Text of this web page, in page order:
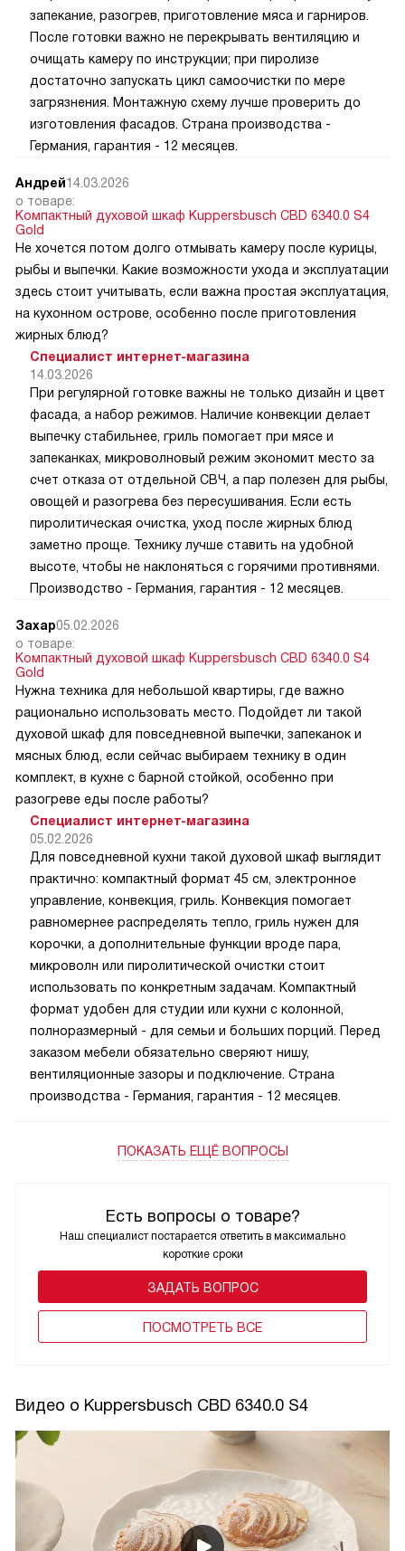
Есть вопросы о товаре?
Наш специалист постарается ответить в максимально
короткие сроки
ЗАДАТЬ ВОПРОС
ПОCМОТРЕТЬ ВСЕ
запекание, разогрев, приготовление мяса и гарниров.
После готовки важно не перекрывать вентиляцию и
очищать камеру по инструкции; при пиролизе
достаточно запускать цикл самоочистки по мере
загрязнения. Монтажную схему лучше проверить до
изготовления фасадов. Страна производства -
Германия, гарантия - 12 месяцев.
Андрей14.03.2026
о товаре:
Компактный духовой шкаф Kuppersbusch CBD 6340.0 S4
Gold
Не хочется потом долго отмывать камеру после курицы,
рыбы и выпечки. Какие возможности ухода и эксплуатации
здесь стоит учитывать, если важна простая эксплуатация,
на кухонном острове, особенно после приготовления
жирных блюд?
Специалист интернет-магазина
14.03.2026
При регулярной готовке важны не только дизайн и цвет
фасада, а набор режимов. Наличие конвекции делает
выпечку стабильнее, гриль помогает при мясе и
запеканках, микроволновый режим экономит место за
счет отказа от отдельной СВЧ, а пар полезен для рыбы,
овощей и разогрева без пересушивания. Если есть
пиролитическая очистка, уход после жирных блюд
заметно проще. Технику лучше ставить на удобной
высоте, чтобы не наклоняться с горячими противнями.
Производство - Германия, гарантия - 12 месяцев.
Захар05.02.2026
о товаре:
Компактный духовой шкаф Kuppersbusch CBD 6340.0 S4
Gold
Нужна техника для небольшой квартиры, где важно
рационально использовать место. Подойдет ли такой
духовой шкаф для повседневной выпечки, запеканок и
мясных блюд, если сейчас выбираем технику в один
комплект, в кухне с барной стойкой, особенно при
разогреве еды после работы?
Специалист интернет-магазина
05.02.2026
Для повседневной кухни такой духовой шкаф выглядит
практично: компактный формат 45 см, электронное
управление, конвекция, гриль. Конвекция помогает
равномернее распределять тепло, гриль нужен для
корочки, а дополнительные функции вроде пара,
микроволн или пиролитической очистки стоит
использовать по конкретным задачам. Компактный
формат удобен для студии или кухни с колонной,
полноразмерный - для семьи и больших порций. Перед
заказом мебели обязательно сверяют нишу,
вентиляционные зазоры и подключение. Страна
производства - Германия, гарантия - 12 месяцев.
ПОКАЗАТЬ ЕЩЁ ВОПРОСЫ
Видео о Kuppersbusch CBD 6340.0 S4